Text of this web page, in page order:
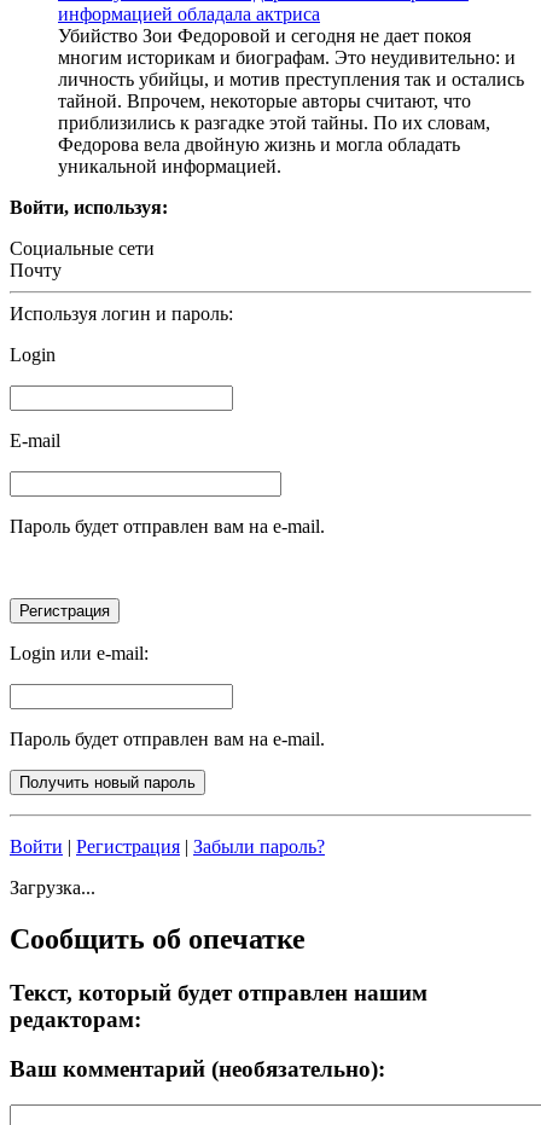
информацией обладала актриса
Убийство Зои Федоровой и сегодня не дает покоя
многим историкам и биографам. Это неудивительно: и
личность убийцы, и мотив преступления так и остались
тайной. Впрочем, некоторые авторы считают, что
приблизились к разгадке этой тайны. По их словам,
Федорова вела двойную жизнь и могла обладать
уникальной информацией.
Войти, используя:
Социальные сети
Почту
Используя логин и пароль:
Login
E-mail
Пароль будет отправлен вам на e-mail.
Login или e-mail:
Пароль будет отправлен вам на e-mail.
Войти | Регистрация | Забыли пароль?
Загрузка...
Сообщить об опечатке
Текст, который будет отправлен нашим
редакторам:
Ваш комментарий (необязательно):